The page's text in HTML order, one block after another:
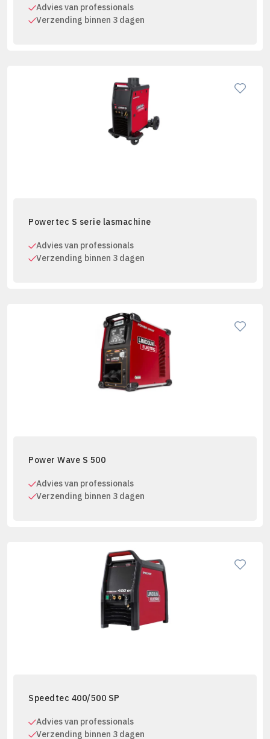
Advies van professionals
Verzending binnen 3 dagen
Powertec S serie lasmachine
Advies van professionals
Verzending binnen 3 dagen
Power Wave S 500
Advies van professionals
Verzending binnen 3 dagen
Speedtec 400/500 SP
Advies van professionals
Verzending binnen 3 dagen